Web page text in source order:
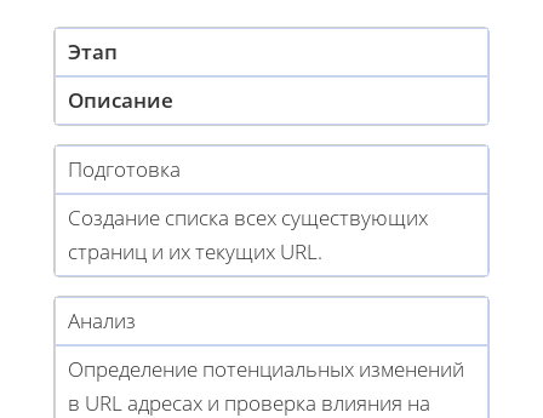
Этап
Описание
Подготовка
Создание списка всех существующих
страниц и их текущих URL.
Анализ
Определение потенциальных изменений
в URL адресах и проверка влияния на